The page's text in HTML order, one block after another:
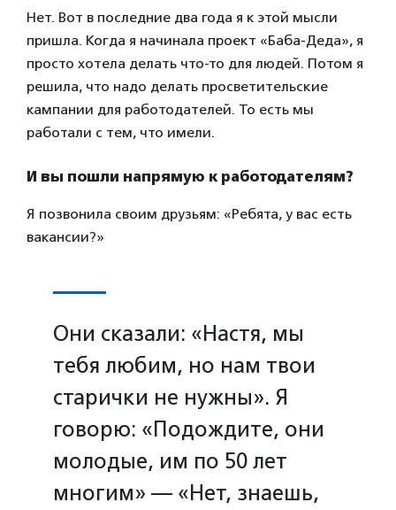
Нет. Вот в последние два года я к этой мысли
пришла. Когда я начинала проект «Баба-Деда», я
просто хотела делать что-то для людей. Потом я
решила, что надо делать просветительские
кампании для работодателей. То есть мы
работали с тем, что имели.
И вы пошли напрямую к работодателям?
Я позвонила своим друзьям: «Ребята, у вас есть
вакансии?»
Они сказали: «Настя, мы
тебя любим, но нам твои
старички не нужны». Я
говорю: «Подождите, они
молодые, им по 50 лет
многим» — «Нет, знаешь,